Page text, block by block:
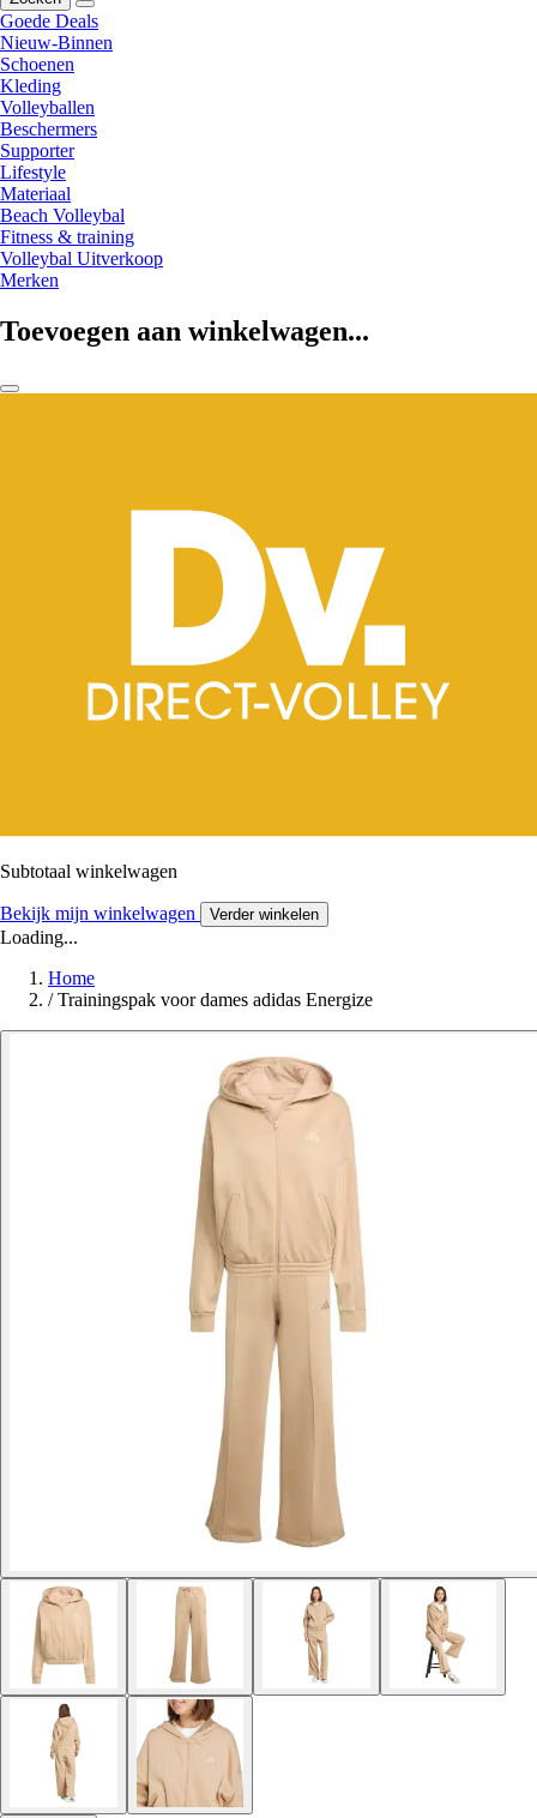
Goede Deals
Nieuw-Binnen
Schoenen
Kleding
Volleyballen
Beschermers
Supporter
Lifestyle
Materiaal
Beach Volleybal
Fitness & training
Volleybal Uitverkoop
Merken
Toevoegen aan winkelwagen...
Subtotaal winkelwagen
Bekijk mijn winkelwagen Verder winkelen
Loading...
Home
/ Trainingspak voor dames adidas Energize